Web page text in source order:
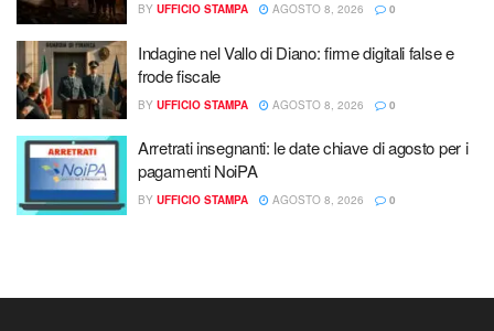
BY UFFICIO STAMPA AGOSTO 8, 2026 0
Indagine nel Vallo di Diano: firme digitali false e
frode fiscale
BY UFFICIO STAMPA AGOSTO 8, 2026 0
Arretrati insegnanti: le date chiave di agosto per i
pagamenti NoiPA
BY UFFICIO STAMPA AGOSTO 8, 2026 0